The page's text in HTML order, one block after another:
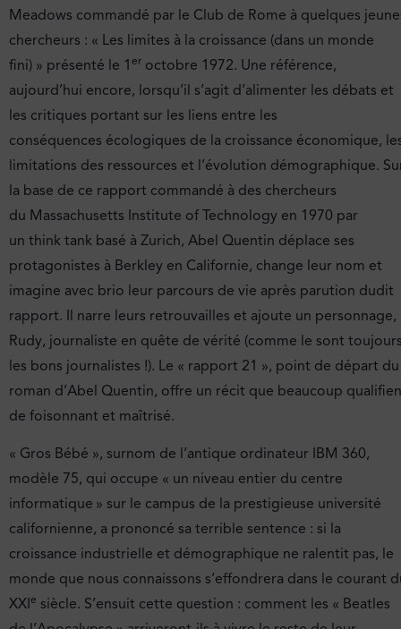
Meadows commandé par le Club de Rome à quelques
chercheurs : « Les limites à la croissance (dans un monde
fini) » présenté le 1 er octobre 1972. Une référence,
aujourd’hui encore, lorsqu’il s’agit d’alimenter les débats et
les critiques portant sur les liens entre les
conséquences écologiques de la croissance économique,
limitations des ressources et l’évolution démographique.
la base de ce rapport commandé à des chercheurs
du Massachusetts Institute of Technology en 1970 par
un think tank basé à Zurich, Abel Quentin déplace ses
protagonistes à Berkley en Californie, change leur nom et
imagine avec brio leur parcours de vie après parution dudit
rapport. Il narre leurs retrouvailles et ajoute un personnage,
Rudy, journaliste en quête de vérité (comme le sont
les bons journalistes !). Le « rapport 21 », point de départ du
roman d’Abel Quentin, offre un récit que beaucoup
de foisonnant et maîtrisé.
« Gros Bébé », surnom de l’antique ordinateur IBM 360,
modèle 75, qui occupe « un niveau entier du centre
informatique » sur le campus de la prestigieuse université
californienne, a prononcé sa terrible sentence : si la
croissance industrielle et démographique ne ralentit pas, le
monde que nous connaissons s’effondrera dans le courant
XXIe siècle. S’ensuit cette question : comment les « Beatles